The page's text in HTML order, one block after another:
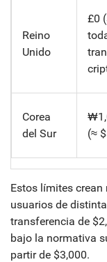
Reino
Unido
£0
Corea
del Sur
(≈
Estos límites
usuarios de
transferencia de
bajo la normativa
partir de $3,000.